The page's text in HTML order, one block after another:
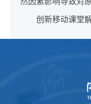
创新移动课堂